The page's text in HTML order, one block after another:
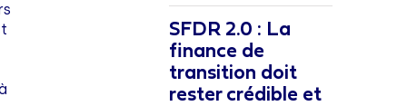
SFDR 2.0 : La
finance de
transition doit
rester crédible et